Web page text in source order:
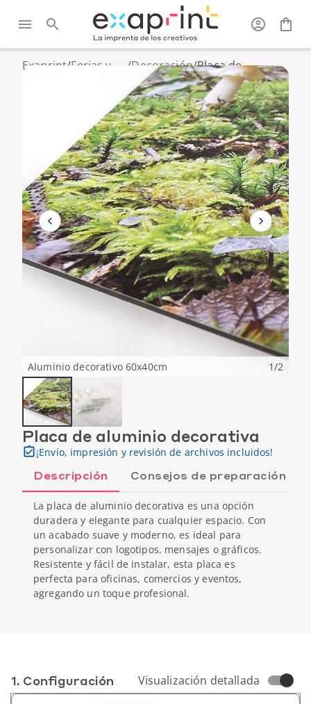
Exaprint/Ferias y
/Decoración/Placa de
aluminio
decorativa
Aluminio decorativo 60x40cm 1/2
Placa de aluminio decorativa
¡Envío, impresión y revisión de archivos incluidos!
Descripción Consejos de preparación
La placa de aluminio decorativa es una opción
duradera y elegante para cualquier espacio. Con
un acabado suave y moderno, es ideal para
personalizar con logotipos, mensajes o gráficos.
Resistente y fácil de instalar, esta placa es
perfecta para oficinas, comercios y eventos,
agregando un toque profesional.
1. Conf­iguración Visualización detallada